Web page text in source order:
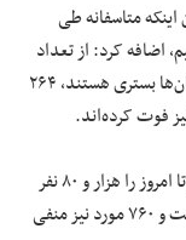
متاسفانه طی
اضافه کرد: از تعداد
۳۲۰ نفر مبتلایان استان تاکنون ۲۳ بیمار در بیمارستان‌ها بستری هستند، ۲۶۴
مهدی‌زاده مجموع کل آزمایشات انجام شده استان تا امروز را هزار و ۸۰ نفر
دانست و گفت: از این تعداد نتیجه ۳۲۰ آزمایش مثبت و ۷۶۰ مورد نیز منفی